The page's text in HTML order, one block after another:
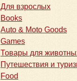
Для взрослых
Books
Auto & Moto Goods
Games
Товары для
Путешествия и
Food